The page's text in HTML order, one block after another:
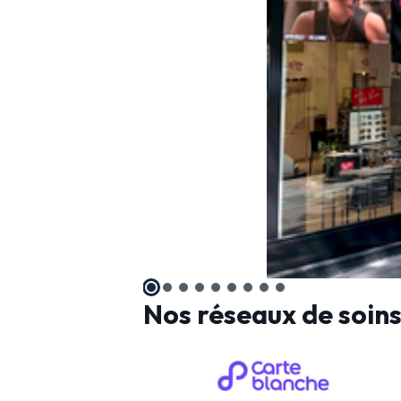
Nos réseaux de soins